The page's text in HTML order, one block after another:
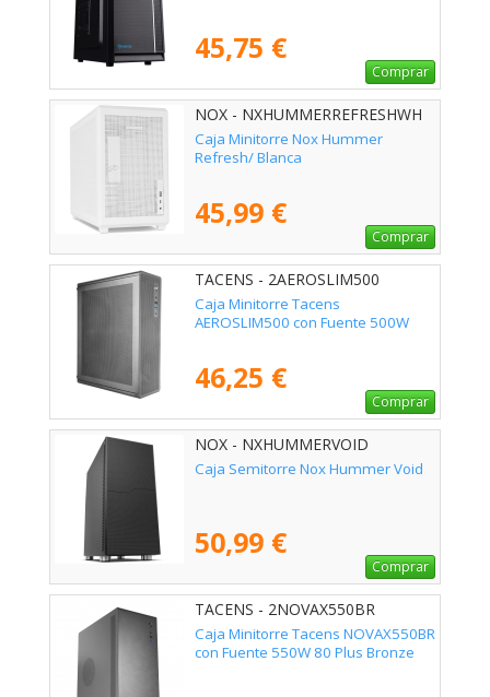
45,75 €
Comprar
NOX - NXHUMMERREFRESHWH
Caja Minitorre Nox Hummer
Refresh/ Blanca
45,99 €
Comprar
TACENS - 2AEROSLIM500
Caja Minitorre Tacens
AEROSLIM500 con Fuente 500W
46,25 €
Comprar
NOX - NXHUMMERVOID
Caja Semitorre Nox Hummer Void
50,99 €
Comprar
TACENS - 2NOVAX550BR
Caja Minitorre Tacens NOVAX550BR
con Fuente 550W 80 Plus Bronze